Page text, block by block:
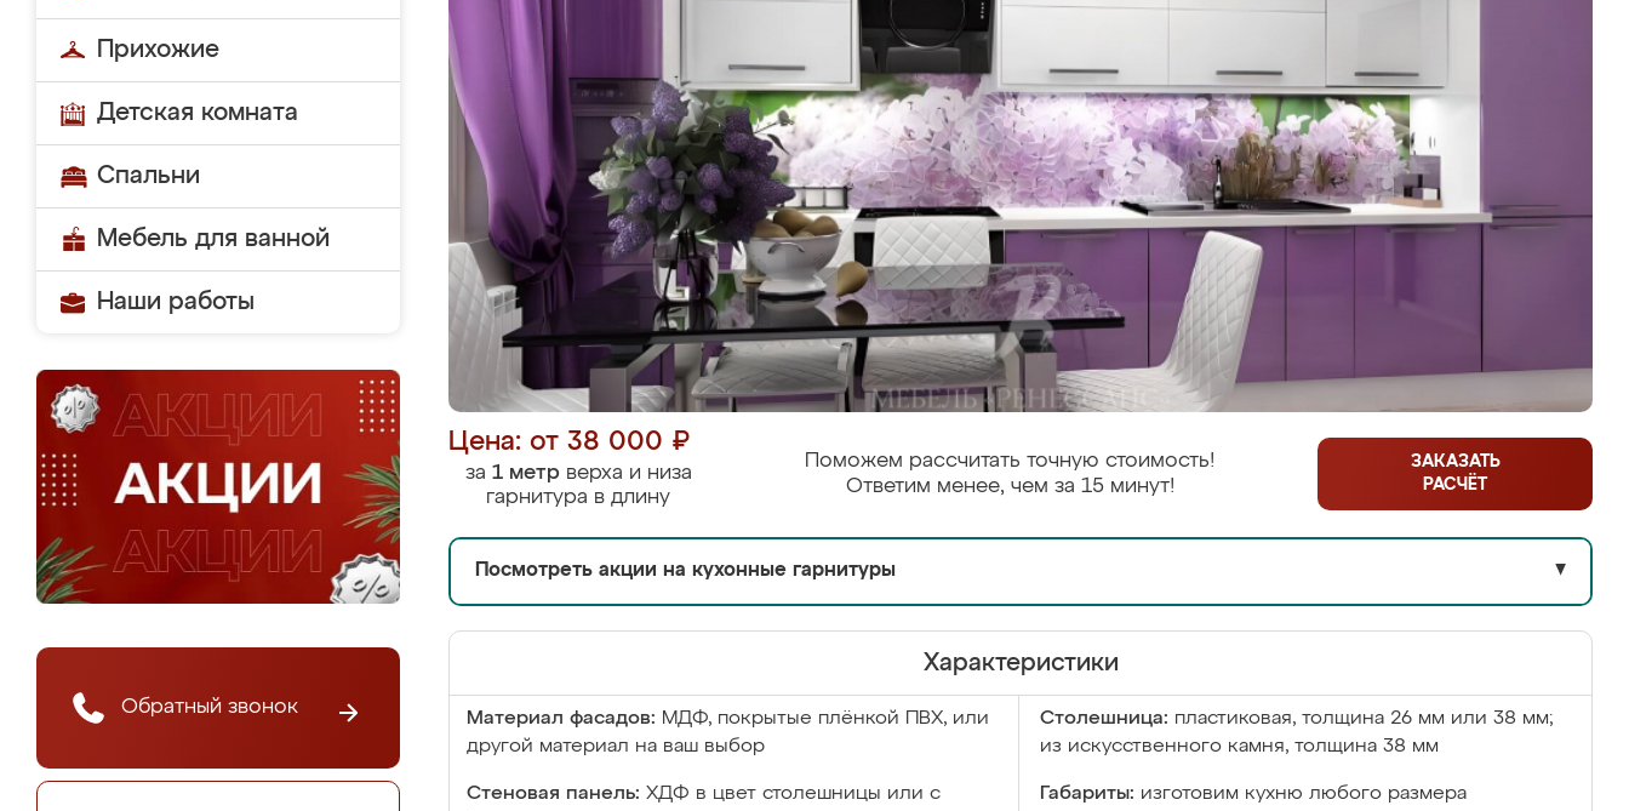
Прихожие
Детская комната
Спальни
Мебель для ванной
Наши работы
Обратный звонок
Цена: от 38 000 ₽
за 1 метрверха и низа
гарнитура в длину
Поможем рассчитать точную стоимость!
Ответим менее, чем за 15 минут!
ЗАКАЗАТЬ
РАСЧЁТ
Посмотреть акции на кухонные гарнитуры ▼
Характеристики
Материал фасадов: МДФ, покрытые плёнкой ПВХ, или
другой материал на ваш выбор
Столешница: пластиковая, толщина 26 мм или 38 мм;
из искусственного камня, толщина 38 мм
Стеновая панель: ХДФ в цвет столешницы или с
Габариты: изготовим кухню любого размера